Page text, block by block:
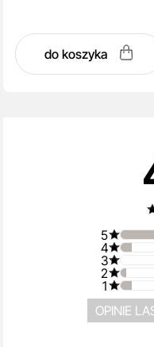
do koszyka
5
4
3
2
1
OPINIE